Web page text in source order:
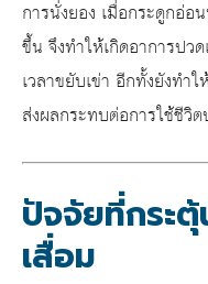
การนั่งยอง เมื่อกระดูกอ่อ
ขึ้น จึงทำให้เกิดอาการปว
เวลาขยับเข่า อีกทั้งยังทำ
ส่งผลกระทบต่อการใช้ชีวิต
ปัจจัยที่กระตุ้
เสื่อม